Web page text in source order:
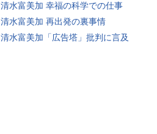
清水富美加 幸福の科学での仕事
清水富美加 再出発の裏事情
清水富美加「広告塔」批判に言及